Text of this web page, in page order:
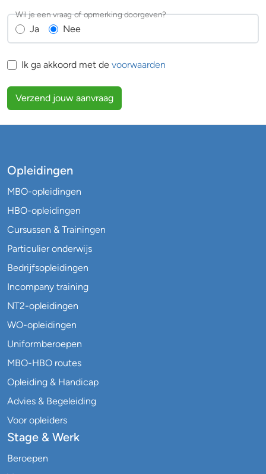
Ja Nee
Wil je een vraag of opmerking doorgeven?
Ik ga akkoord met de voorwaarden
Verzend jouw aanvraag
Opleidingen
MBO-opleidingen
HBO-opleidingen
Cursussen & Trainingen
Particulier onderwijs
Bedrijfsopleidingen
Incompany training
NT2-opleidingen
WO-opleidingen
Uniformberoepen
MBO-HBO routes
Opleiding & Handicap
Advies & Begeleiding
Voor opleiders
Stage & Werk
Beroepen